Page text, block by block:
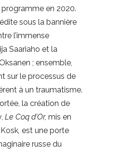
en 2020.
sous la bannière
l’immense
Saariaho et la
; ensemble,
sur le processus de
à un traumatisme.
la création de
Le Coq d’Or, mis en
, est une porte
russe du